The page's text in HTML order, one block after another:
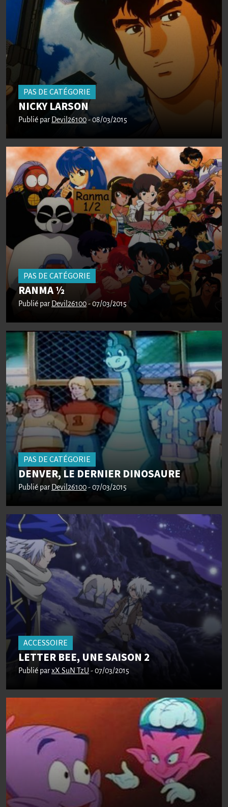
PAS DE CATÉGORIE
NICKY LARSON
Publié par Devil26100- 08/03/2015
PAS DE CATÉGORIE
RANMA ½
Publié par Devil26100- 07/03/2015
PAS DE CATÉGORIE
DENVER, LE DERNIER DINOSAURE
Publié par Devil26100- 07/03/2015
ACCESSOIRE
LETTER BEE, UNE SAISON 2
Publié parxX SuN TzU - 07/03/2015